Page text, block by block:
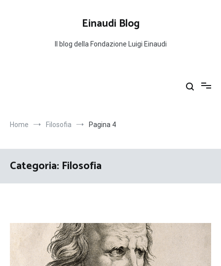
Einaudi Blog
Il blog della Fondazione Luigi Einaudi
Home Filosofia Pagina 4
Categoria: Filosofia